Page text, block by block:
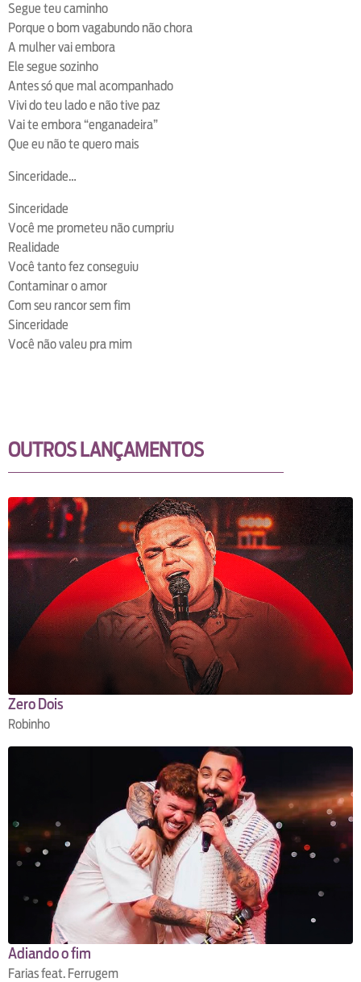
Segue teu caminho
Porque o bom vagabundo não chora
A mulher vai embora
Ele segue sozinho
Antes só que mal acompanhado
Vivi do teu lado e não tive paz
Vai te embora “enganadeira”
Que eu não te quero mais
Sinceridade…
Sinceridade
Você me prometeu não cumpriu
Realidade
Você tanto fez conseguiu
Contaminar o amor
Com seu rancor sem fim
Sinceridade
Você não valeu pra mim
OUTROS LANÇAMENTOS
Zero Dois
Robinho
Adiando o fim
Farias feat. Ferrugem